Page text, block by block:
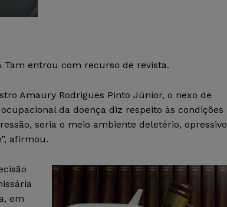
Tam entrou com recurso de revista.
Amaury Rodrigues Pinto Júnior, o nexo de
da doença diz respeito às condições
seria o meio ambiente deletério, opressivo
afirmou.
em